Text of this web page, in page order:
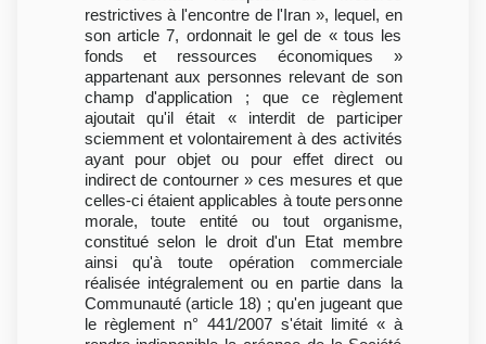
restrictives à l'encontre de l'Iran », lequel, en
son article 7, ordonnait le gel de « tous les
fonds et ressources économiques »
appartenant aux personnes relevant de son
champ d'application ; que ce règlement
ajoutait qu'il était « interdit de participer
sciemment et volontairement à des activités
ayant pour objet ou pour effet direct ou
indirect de contourner » ces mesures et que
celles-ci étaient applicables à toute personne
morale, toute entité ou tout organisme,
constitué selon le droit d'un Etat membre
ainsi qu'à toute opération commerciale
réalisée intégralement ou en partie dans la
Communauté (article 18) ; qu'en jugeant que
le règlement n° 441/2007 s'était limité « à